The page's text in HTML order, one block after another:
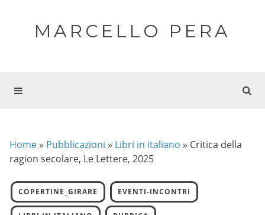
MARCELLO PERA
Home » Pubblicazioni » Libri in italiano » Critica della
ragion secolare, Le Lettere, 2025
COPERTINE_GIRARE EVENTI-INCONTRI